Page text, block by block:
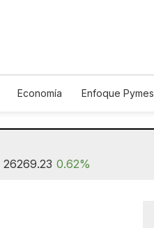
Economía Enfoque Pymes
26269.23 0.62%